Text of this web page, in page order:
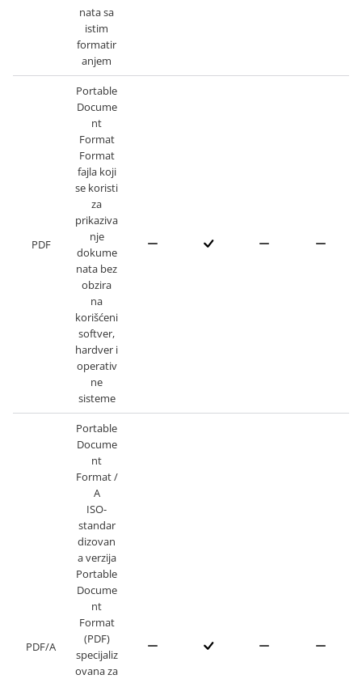
nata sa
istim
formatir
anjem
PDF
Portable
Docume
nt
Format
Format
fajla koji
se koristi
za
prikaziva
nje
dokume
nata bez
obzira
na
korišćeni
softver,
hardver i
operativ
ne
sisteme
PDF/A
Portable
Docume
nt
Format /
A
ISO-
standar
dizovan
a verzija
Portable
Docume
nt
Format
(PDF)
specijaliz
ovana za